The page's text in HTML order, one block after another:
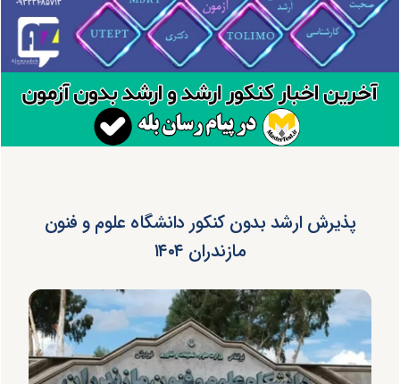
پذیرش ارشد بدون کنکور دانشگاه علوم و فنون
مازندران ۱۴۰۴